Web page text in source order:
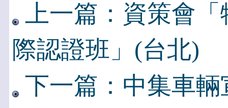
上一篇：資策會
際認證班」(台北)
下一篇：中集車